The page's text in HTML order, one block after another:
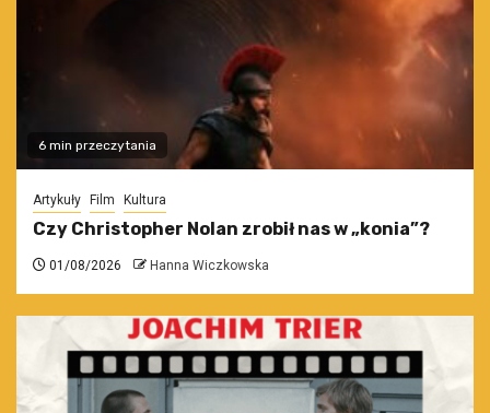
6 min przeczytania
Artykuły Film Kultura
Czy Christopher Nolan zrobił nas w „konia”?
01/08/2026 Hanna Wiczkowska